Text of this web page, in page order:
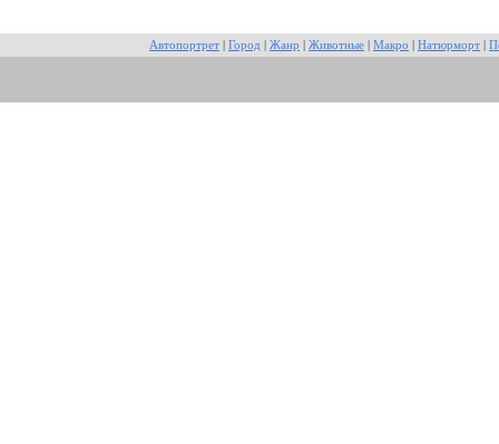
Автопортрет Город Жанр Животные Макро Натюрморт